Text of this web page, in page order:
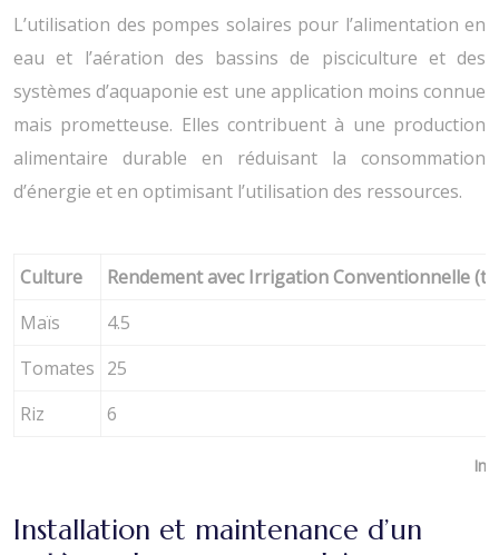
L’utilisation des pompes solaires pour l’alimentation en
eau et l’aération des bassins de pisciculture et des
systèmes d’aquaponie est une application moins connue
mais prometteuse. Elles contribuent à une production
alimentaire durable en réduisant la consommation
d’énergie et en optimisant l’utilisation des ressources.
Culture
Rendement avec Irrigation Conventionnelle
Maïs
4.5
Tomates 25
Riz
6
Installation et maintenance d’un